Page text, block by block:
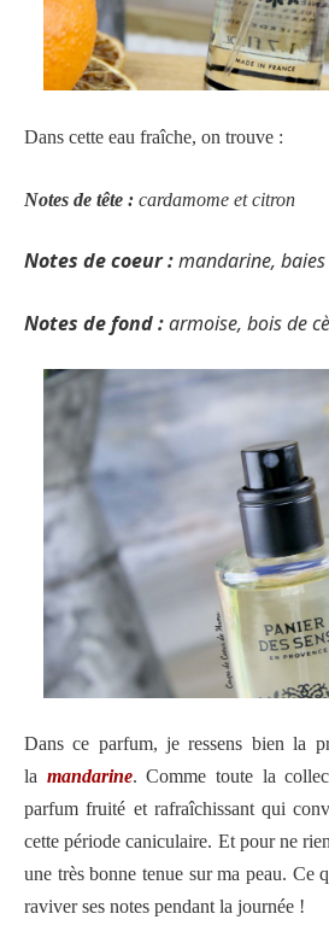
Dans cette eau fraîche, on trouve :
Notes de tête : cardamome et citron
Notes de coeur :mandarine,
Notes de fond :armoise, bois de
Dans ce parfum, je ressens bien la
la mandarine. Comme toute la
parfum fruité et rafraîchissant qui
cette période caniculaire. Et pour ne
une très bonne tenue sur ma peau. Ce
raviver ses notes pendant la journée !